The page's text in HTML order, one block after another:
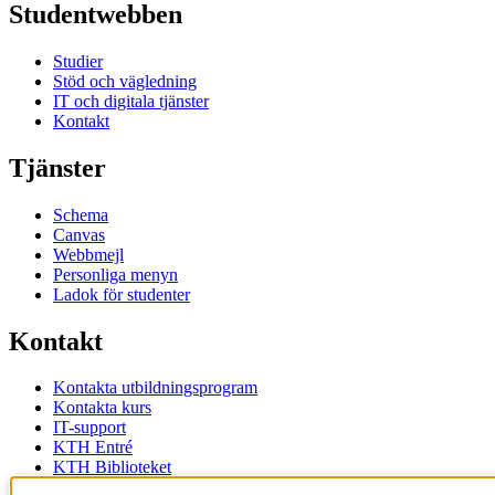
Studentwebben
Studier
Stöd och vägledning
IT och digitala tjänster
Kontakt
Tjänster
Schema
Canvas
Webbmejl
Personliga menyn
Ladok för studenter
Kontakt
Kontakta utbildningsprogram
Kontakta kurs
IT-support
KTH Entré
KTH Biblioteket